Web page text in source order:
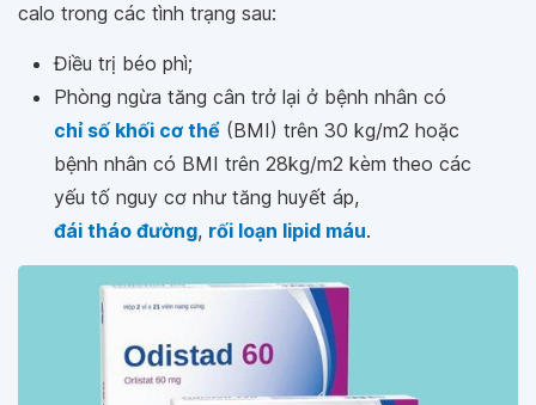
calo trong các tình trạng sau:
Điều trị béo phì;
Phòng ngừa tăng cân trở lại ở bệnh nhân có
chỉ số khối cơ thể (BMI) trên 30 kg/m2 hoặc
bệnh nhân có BMI trên 28kg/m2 kèm theo các
yếu tố nguy cơ như tăng huyết áp,
đái tháo đường, rối loạn lipid máu.